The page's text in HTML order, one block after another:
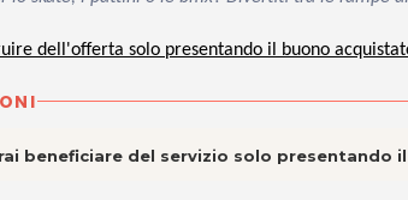
dell'offerta solo presentando il buono
beneficiare del servizio solo presentando